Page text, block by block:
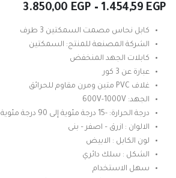
1.454,59 EGP
–
3.850,00 EGP
نطاق
من
كابل نحاس مصمت السمكتين 3 طرف
الشركة المصنعة للمنتج: السمكتين
كابلات الجهد المنخفض
عبارة عن 3 كور
غلاف PVC متين ومرن مقاوم للحرائق
الجهد: 600V-1000V
درجة الحرارة: -15 درجة مئوية إلى 90 درجة مئوية
الالوان : ازرق – اصفر – بنى
لون الكابل : الابيض
الشكل : سلك دائري
سهل الاستخدام